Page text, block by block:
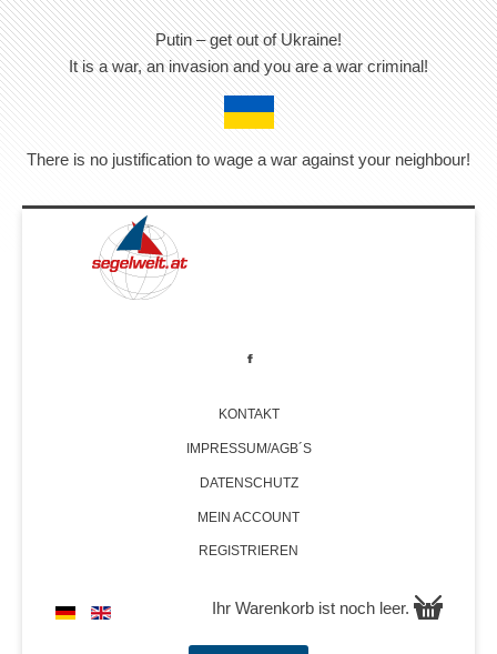
Putin – get out of Ukraine!
It is a war, an invasion and you are a war criminal!
There is no justification to wage a war against your neighbour!
KONTAKT
IMPRESSUM/AGB´S
DATENSCHUTZ
MEIN ACCOUNT
REGISTRIEREN
Ihr Warenkorb ist noch leer.